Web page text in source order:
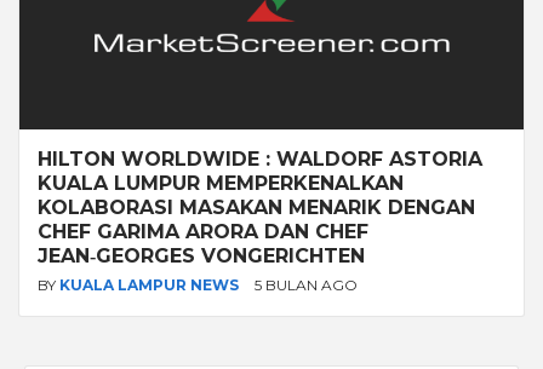
HILTON WORLDWIDE : WALDORF ASTORIA
KUALA LUMPUR MEMPERKENALKAN
KOLABORASI MASAKAN MENARIK DENGAN
CHEF GARIMA ARORA DAN CHEF
JEAN‑GEORGES VONGERICHTEN
BY KUALA LAMPUR NEWS 5 BULAN AGO